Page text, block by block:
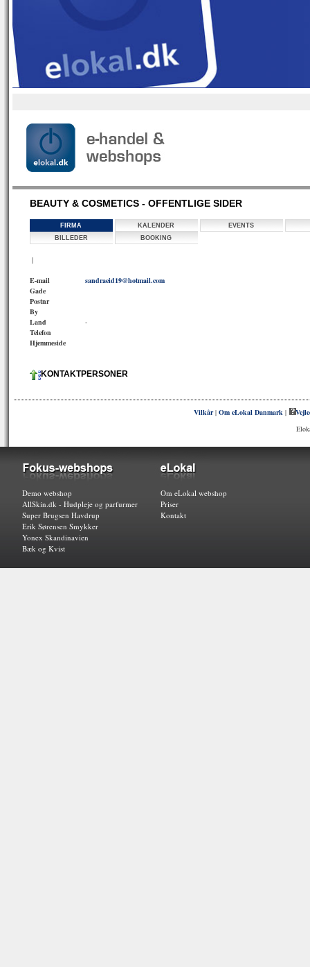
BEAUTY & COSMETICS - OFFENTLIGE SIDER
FIRMA KALENDER
EVENTS
BILLEDER
BOOKING
|
E-mail
sandraeid19@hotmail.com
Gade
Postnr
By
Land
-
Telefon
Hjemmeside
KONTAKTPERSONER
Vilkår|Om eLokal Danmark |
Demo webshop
AllSkin.dk - Hudpleje og parfurmer
Super Brugsen Havdrup
Erik Sørensen Smykker
Yonex Skandinavien
Bæk og Kvist
Om eLokal webshop
Priser
Kontakt